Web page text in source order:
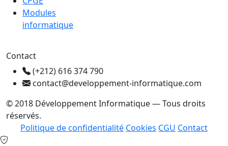
Modules
informatique
Contact
(+212) 616 374 790
contact@developpement-informatique.com
© 2018 Développement Informatique — Tous droits
réservés.
Politique de confidentialité Cookies CGU Contact